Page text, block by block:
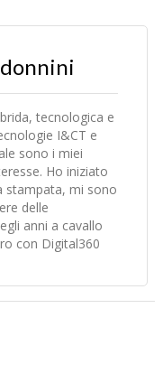
tecnologica e
I&CT e
sono i miei
Ho iniziato
stampata, mi sono
delle
anni a cavallo
con Digital360